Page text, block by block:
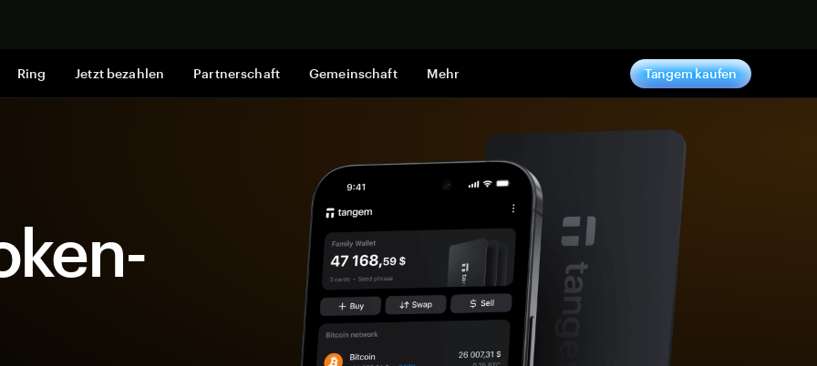
Ring Jetzt bezahlen Partnerschaft Gemeinschaft Mehr Tangem kaufen